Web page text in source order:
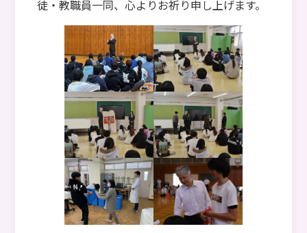
徒・教職員一同、心よりお祈り申し上げます。